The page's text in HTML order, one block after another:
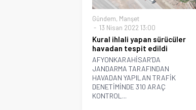
Gündem, Manşet
13 Nisan 2022 13:00
Kural ihlali yapan sürücüler
havadan tespit edildi
AFYONKARAHİSAR’DA
JANDARMA TARAFINDAN
HAVADAN YAPILAN TRAFİK
DENETİMİNDE 310 ARAÇ
KONTROL...